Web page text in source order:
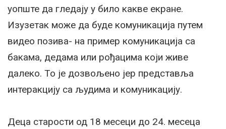
уопште да гледају у било какве екране.
Изузетак може да буде комуникација путем
видео позива- на пример комуникација са
бакама, дедама или рођацима који живе
далеко. То је дозвољено јер представља
интеракцију са људима и комуникацију.
Деца старости од 18 месеци до 24. месеца